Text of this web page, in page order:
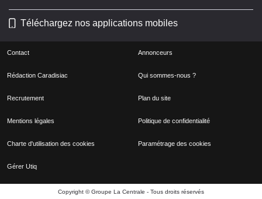
Téléchargez nos applications mobiles
Contact Annonceurs
Rédaction Caradisiac Qui sommes-nous ?
Recrutement Plan du site
Mentions légales Politique de confidentialité
Charte d'utilisation des cookies Paramétrage des cookies
Gérer Utiq
Copyright © Groupe La Centrale - Tous droits réservés